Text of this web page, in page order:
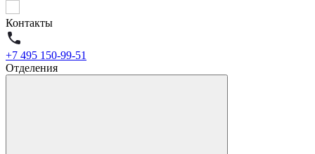
Контакты
+7 495 150-99-51
Отделения